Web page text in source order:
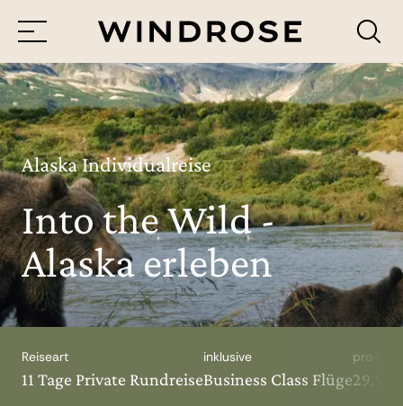
Menü
Reiseziele
Reisethemen
Jetzt Anfrage senden
Alaska Individualreise
Into the Wild -
Alaska erleben
Reiseart
11 Tage Private Rundreise
inklusive
Business Class Flüge
pro